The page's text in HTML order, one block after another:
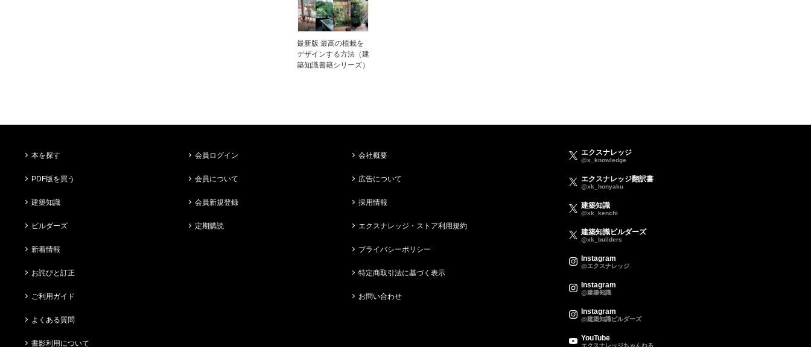
最新版 最高の植栽を
デザインする方法（建
築知識書籍シリーズ）
本を探す
PDF版を買う
建築知識
ビルダーズ
新着情報
お詫びと訂正
ご利用ガイド
よくある質問
書影利用について
会員ログイン
会員について
会員新規登録
定期購読
会社概要
広告について
採用情報
エクスナレッジ・ストア利用規約
プライバシーポリシー
特定商取引法に基づく表示
お問い合わせ
エクスナレッジ
@x_knowledge
エクスナレッジ翻訳書
@xk_honyaku
建築知識
@xk_kenchi
建築知識ビルダーズ
@xk_builders
Instagram
@エクスナレッジ
Instagram
@建築知識
Instagram
@建築知識ビルダーズ
YouTube
エクスナレッジちゃんねる